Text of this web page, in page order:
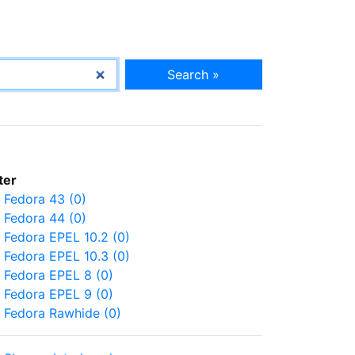
Search »
Fedora 43 (0)
Fedora 44 (0)
Fedora EPEL 10.2 (0)
Fedora EPEL 10.3 (0)
Fedora EPEL 8 (0)
Fedora EPEL 9 (0)
Fedora Rawhide (0)